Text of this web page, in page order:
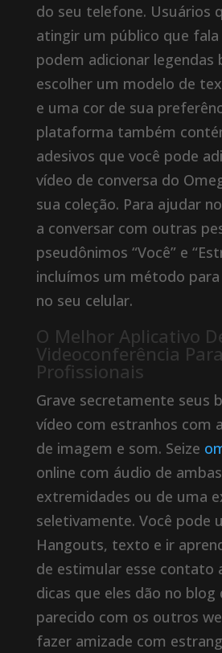
do seu telefone. Usuários
atingir um público que
podem adicionar legendas
escolher um modelo de
e uma cor de sua
plataforma também
adesivos que você pode
vídeo de conversa do
sua coleção. Para ajudar
a conversar com outras
pseudônimos “Você” e
incluímos um método
no seu celular.
O Melhor Aplicativo
Videoconferência
Profissionais
Grave secretamente seus
vídeo com estranhos com
de imagem e som. Seize
online com áudio de
extremidades ou de uma
seletivamente. Você pode
Hangouts, texto e ir
de estimular esse contato
dicas que eles dão no blog
parecido com os outros
fazer amizade com